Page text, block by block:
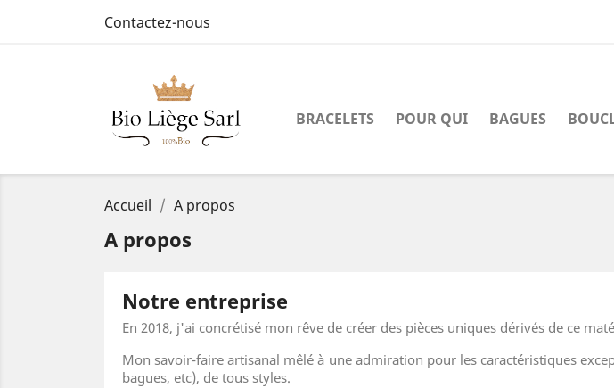
Contactez-nous
BRACELETS POUR QUI BAGUES
Accueil A propos
A propos
Notre entreprise
En 2018, j'ai concrétisé mon rêve de créer des pièces uniques dérivés de ce
Mon savoir-faire artisanal mêlé à une admiration pour les caractéristiques
bagues, etc), de tous styles.